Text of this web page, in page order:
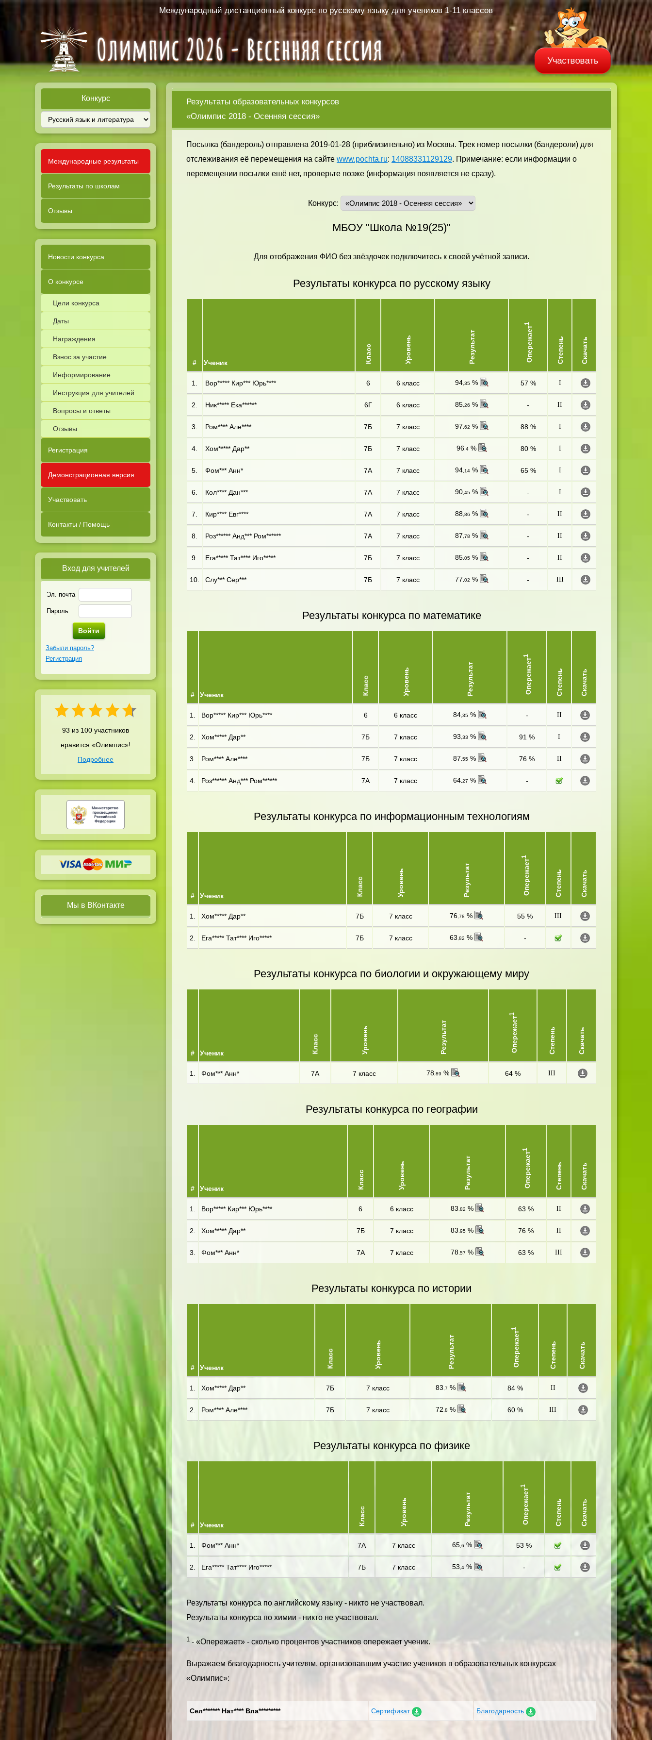
Международный дистанционный конкурс по русскому языку для учеников 1-11 классов
Участвовать
Конкурс
Международные результаты
Результаты по школам
Отзывы
Новости конкурса
О конкурсе
Цели конкурса
Даты
Награждения
Взнос за участие
Информирование
Инструкция для учителей
Вопросы и ответы
Отзывы
Регистрация
Демонстрационная версия
Участвовать
Контакты / Помощь
Вход для учителей
Эл. почта
Пароль
Забыли пароль?
Регистрация
93 из 100 участников
нравится «Олимпис»!
Подробнее
Мы в ВКонтакте
Результаты образовательных конкурсов
«Олимпис 2018 - Осенняя сессия»
Посылка (бандероль) отправлена 2019-01-28 (приблизительно) из Москвы. Трек номер посылки (бандероли) для
отслеживания её перемещения на сайте www.pochta.ru: 14088331129129. Примечание: если информации о
перемещении посылки ешё нет, проверьте позже (информация появляется не сразу).
Конкурс:
МБОУ "Школа №19(25)"
Для отображения ФИО без звёздочек подключитесь к своей учётной записи.
Результаты конкурса по русскому языку
# Ученик Класс Уровень Результат Опережает
1
Степень Скачать
1. Вор***** Кир*** Юрь**** 6 6 класс 94,35% 57 % I
2. Ник***** Ека****** 6Г 6 класс 85,26 % - II
3. Ром**** Але**** 7Б 7 класс 97 ,62 % 88 % I
4. Хом***** Дар** 7Б 7 класс 96,4% 80 % I
5. Фом*** Анн* 7А 7 класс 94,14% 65 % I
6. Кол**** Дан*** 7А 7 класс 90,45% - I
7. Кир**** Евг**** 7А 7 класс 88,86 % - II
8. Роз****** Анд*** Ром****** 7А 7 класс 87 ,78 % - II
9. Ега***** Тат**** Иго***** 7Б 7 класс 85,05% - II
10. Слу*** Сер*** 7Б 7 класс 77 ,02 % - III
Результаты конкурса по математике
# Ученик Класс Уровень Результат Опережает
1
Степень Скачать
1. Вор***** Кир*** Юрь**** 6 6 класс 84 ,35 % - II
2. Хом***** Дар** 7Б 7 класс 93 ,33 % 91 % I
3. Ром**** Але**** 7Б 7 класс 87 ,55 % 76 % II
4. Роз****** Анд*** Ром****** 7А 7 класс 64 ,27 % -
Результаты конкурса по информационным технологиям
# Ученик Класс Уровень Результат Опережает
1
Степень Скачать
1. Хом***** Дар** 7Б 7 класс 76 ,78 % 55 % III
2. Ега***** Тат**** Иго***** 7Б 7 класс 63 ,82 % -
Результаты конкурса по биологии и окружающему миру
# Ученик Класс Уровень Результат Опережает
1
Степень Скачать
1. Фом*** Анн* 7А 7 класс 78 ,89 % 64 % III
Результаты конкурса по географии
# Ученик Класс Уровень Результат Опережает
1
Степень Скачать
1. Вор***** Кир*** Юрь**** 6 6 класс 83 ,82 % 63 % II
2. Хом***** Дар** 7Б 7 класс 83 ,95 % 76 % II
3. Фом*** Анн* 7А 7 класс 78 ,57 % 63 % III
Результаты конкурса по истории
# Ученик Класс Уровень Результат Опережает
1
Степень Скачать
1. Хом***** Дар** 7Б 7 класс 83,7 % 84 % II
2. Ром**** Але**** 7Б 7 класс 72 ,8 % 60 % III
Результаты конкурса по физике
# Ученик Класс Уровень Результат Опережает
1
Степень Скачать
1. Фом*** Анн* 7А 7 класс 65 ,6 % 53 %
2. Ега***** Тат**** Иго***** 7Б 7 класс 53 ,4 % -
Результаты конкурса по английскому языку - никто не участвовал.
Результаты конкурса по химии - никто не участвовал.
1 - «Опережает» - сколько процентов участников опережает ученик.
Выражаем благодарность учителям, организовавшим участие учеников в образовательных конкурсах
«Олимпис»:
Сел******* Нат**** Вла********* Сертификат Благодарность